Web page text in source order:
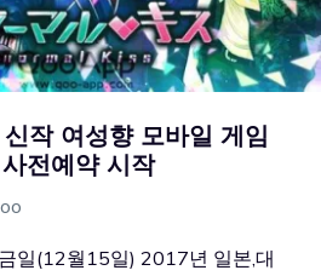
신작 여성향 모바일 게임
사전예약 시작
일(12월15일) 2017년 일본,대